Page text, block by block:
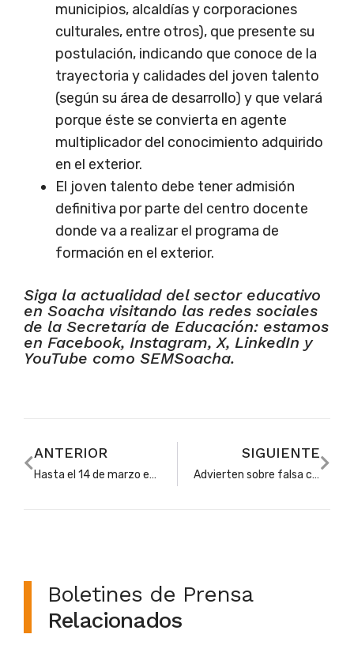
municipios, alcaldías y corporaciones
culturales, entre otros), que presente su
postulación, indicando que conoce de la
trayectoria y calidades del joven talento
(según su área de desarrollo) y que velará
porque éste se convierta en agente
multiplicador del conocimiento adquirido
en el exterior.
El joven talento debe tener admisión
definitiva por parte del centro docente
donde va a realizar el programa de
formación en el exterior.
Siga la actualidad del sector educativo
en Soacha visitando las redes sociales
de la Secretaría de Educación: estamos
en Facebook, Instagram, X, LinkedIn y
YouTube como SEMSoacha.
ANTERIOR
Hasta el 14 de marzo estudiantes de Soacha pueden participar en Misión MarteMáticas 2024
SIGUIENTE
Advierten sobre falsa convocatoria para concurso de ascenso docente
Boletines de Prensa
Relacionados